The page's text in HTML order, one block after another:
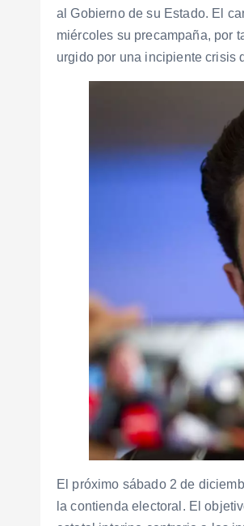
al Gobierno de su Estado. El
miércoles su precampaña, por
urgido por una incipiente crisis
El próximo sábado 2 de
la contienda electoral. El